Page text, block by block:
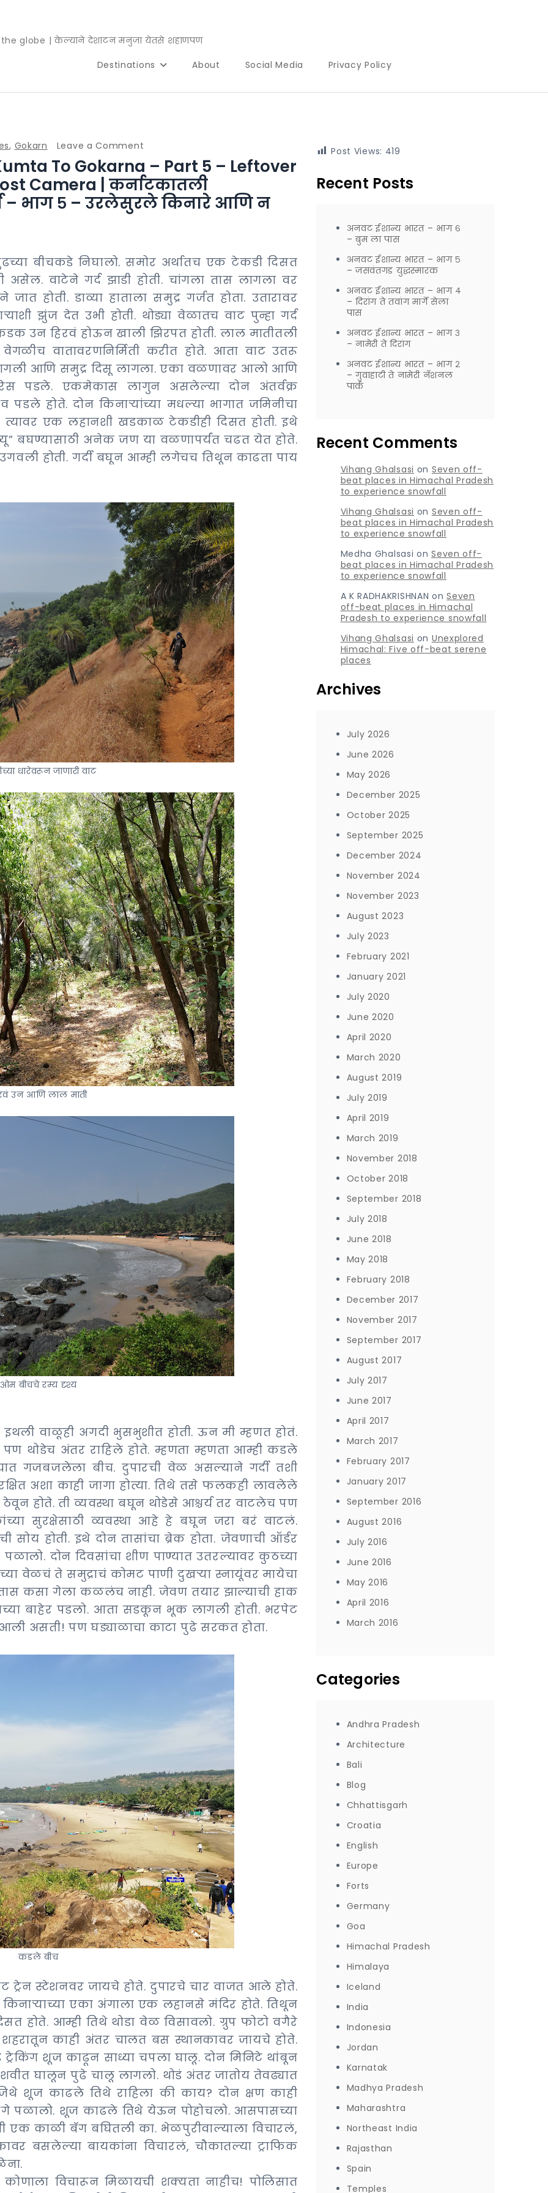
globe | केल्याने देशाटन मनुजा येतसे शहाणपण
Destinations
About Social Media Privacy Policy
, Gokarn Leave a Comment
Beach
trail
of
Gokarna
–
Part
5
–
Leftover
beaches
and
the
story
of
lost
कर्नाटकातली
किनाराभ्रमंती
:
कुमटा
ते
गोकर्ण
–
भाग
५
–
उरलेसुरले
किनारे
आणि
न
हरवलेला
कॅमेरा
To Gokarna – Part 5 – Leftover
Camera | कर्नाटकातली
– भाग ५ – उरलेसुरले किनारे आणि न
बीचकडे निघालो. समोर अर्थातच एक टेकडी दिसत
असेल. वाटेने गर्द झाडी होती. चांगला तास लागला वर
होती. डाव्या हाताला समुद्र गर्जत होता. उतारावर
झुंज देत उभी होती. थोड्या वेळातच वाट पुन्हा गर्द
उन हिरवं होऊन खाली झिरपत होती. लाल मातीतली
वातावरणनिर्मिती करीत होते. आता वाट उतरू
आणि समुद्र दिसू लागला. एका वळणावर आलो आणि
पडले. एकमेकास लागुन असलेल्या दोन अंतर्वक्र
होते. दोन किनाऱ्यांच्या मधल्या भागात जमिनीचा
त्यावर एक लहानशी खडकाळ टेकडीही दिसत होती. इथे
बघण्यासाठी अनेक जण या वळणापर्यंत चढत येत होते.
होती. गर्दी बघून आम्ही लगेचच तिथून काढता पाय
धारेवरून जाणारी वाट
उन आणि लाल माती
ओम बीचचे रम्य दृश्य
इथली वाळूही अगदी भुसभुशीत होती. ऊन मी म्हणत होतं.
थोडेच अंतर राहिले होते. म्हणता म्हणता आम्ही कडले
गजबजलेला बीच. दुपारची वेळ असल्याने गर्दी तशी
अशा काही जागा होत्या. तिथे तसे फलकही लावलेले
ठेवून होते. ती व्यवस्था बघून थोडेसे आश्चर्य तर वाटलेच पण
सुरक्षेसाठी व्यवस्था आहे हे बघून जरा बरं वाटलं.
होती. इथे दोन तासांचा ब्रेक होता. जेवणाची ऑर्डर
दोन दिवसांचा शीण पाण्यात उतरल्यावर कुठच्या
वेळचं ते समुद्राचं कोमट पाणी दुखऱ्या स्नायूंवर मायेचा
कसा गेला कळलंच नाही. जेवण तयार झाल्याची हाक
बाहेर पडलो. आता सडकून भूक लागली होती. भरपेट
असती! पण घड्याळाचा काटा पुढे सरकत होता.
कडले बीच
ट्रेन स्टेशनवर जायचे होते. दुपारचे चार वाजत आले होते.
किनाऱ्याच्या एका अंगाला एक लहानसे मंदिर होते. तिथून
होते. आम्ही तिथे थोडा वेळ विसावलो. ग्रुप फोटो वगैरे
काही अंतर चालत बस स्थानकावर जायचे होते.
शूज काढून साध्या चपला घालू. दोन मिनिटे थांबून
घालून पुढे चालू लागलो. थोडं अंतर जातोय तेवढ्यात
शूज काढले तिथे राहिला की काय? दोन क्षण काही
पळालो. शूज काढले तिथे येऊन पोहोचलो. आसपासच्या
एक काळी बॅग बघितली का. भेळपुरीवाल्याला विचारलं,
बसलेल्या बायकांना विचारलं, चौकातल्या ट्राफिक
विचारून मिळायची शक्यता नाहीच! पोलिसात
Post Views: 419
Recent Posts
अनवट ईशान्य भारत – भाग ६
– बुम ला पास
अनवट ईशान्य भारत – भाग ५
– जसवंतगड युद्धस्मारक
अनवट ईशान्य भारत – भाग ४
– दिरांग ते तवांग मार्गे सेला
पास
अनवट ईशान्य भारत – भाग ३
– नामेरी ते दिरांग
अनवट ईशान्य भारत – भाग २
– गुवाहाटी ते नामेरी नॅशनल
पार्क
Recent Comments
Vihang Ghalsasi on Seven off-
beat places in Himachal Pradesh
to experience snowfall
Vihang Ghalsasi on Seven off-
beat places in Himachal Pradesh
to experience snowfall
Medha Ghalsasi onSeven off-
beat places in Himachal Pradesh
to experience snowfall
A K RADHAKRISHNAN onSeven
off-beat places in Himachal
Pradesh to experience snowfall
Vihang Ghalsasi on Unexplored
Himachal: Five off-beat serene
places
Archives
July 2026
June 2026
May 2026
December 2025
October 2025
September 2025
December 2024
November 2024
November 2023
August 2023
July 2023
February 2021
January 2021
July 2020
June 2020
April 2020
March 2020
August 2019
July 2019
April 2019
March 2019
November 2018
October 2018
September 2018
July 2018
June 2018
May 2018
February 2018
December 2017
November 2017
September 2017
August 2017
July 2017
June 2017
April 2017
March 2017
February 2017
January 2017
September 2016
August 2016
July 2016
June 2016
May 2016
April 2016
March 2016
Categories
Andhra Pradesh
Architecture
Bali
Blog
Chhattisgarh
Croatia
English
Europe
Forts
Germany
Goa
Himachal Pradesh
Himalaya
Iceland
India
Indonesia
Jordan
Karnatak
Madhya Pradesh
Maharashtra
Northeast India
Rajasthan
Spain
Temples